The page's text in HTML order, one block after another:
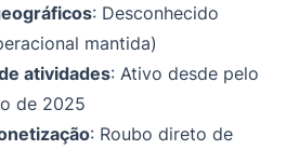
: Desconhecido
mantida)
atividades: Ativo desde pelo
de 2025
: Roubo direto de